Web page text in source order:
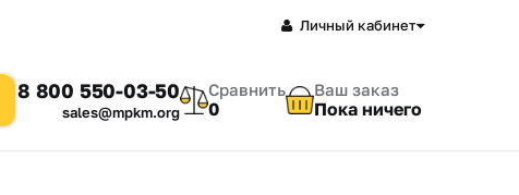
Личный кабинет
8 800 550-03-50
sales@mpkm.org
Сравнить
0
Ваш заказ
Пока ничего